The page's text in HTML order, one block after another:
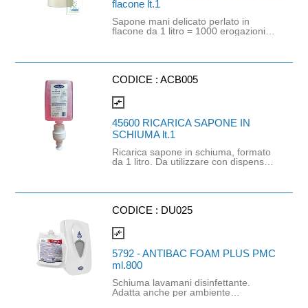
flacone lt.1
Sapone mani delicato perlato in
flacone da 1 litro = 1000 erogazioni.
non soggetto ad obbligatorietà della
normativa vigente (Vedi Regolamento
Paragrafo 5, Comma c). Prodotto con
certificazione ECOLABEL e SWAN.
Da utilizzare con dispenser sapone
liquido TORK S1 bianco lt.1 (cod.
560000).
CODICE :ACB005
compare_arrows
45600 RICARICA SAPONE IN
SCHIUMA lt.1
Ricarica sapone in schiuma, formato
da 1 litro. Da utilizzare con dispenser
CODICE : DU025
compare_arrows
5792 - ANTIBAC FOAM PLUS PMC
ml.800
Schiuma lavamani disinfettante.
Adatta anche per ambiente